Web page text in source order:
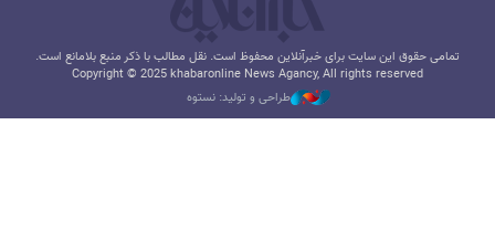
تمامی حقوق این سایت برای خبرآنلاین محفوظ است. نقل مطالب با ذکر منبع بلامانع است.
Copyright © 2025 khabaronline News Agancy, All rights reserved
طراحی و تولید: نستوه